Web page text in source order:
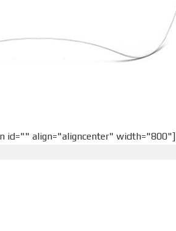
id="" align="aligncenter" width="800"]